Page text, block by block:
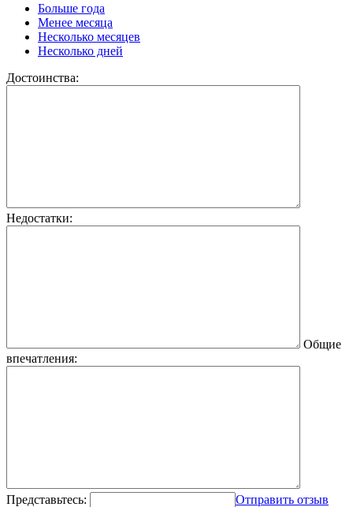
Больше года
Менее месяца
Несколько месяцев
Несколько дней
Достоинства:
Недостатки:
Общие
впечатления:
Представьтесь: Отправить отзыв